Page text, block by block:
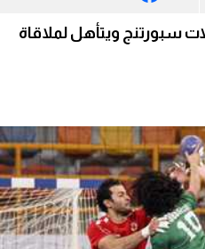
سبورتنج ويتأهل لملاقاة